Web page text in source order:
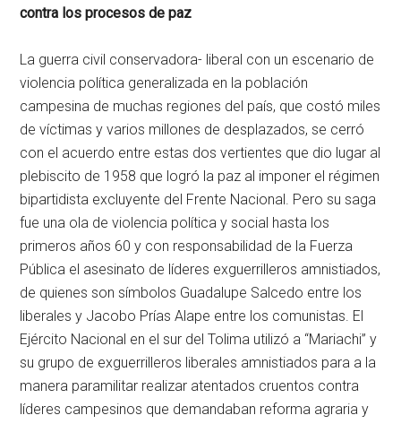
contra los procesos de paz
La guerra civil conservadora- liberal con un escenario de
violencia política generalizada en la población
campesina de muchas regiones del país, que costó miles
de víctimas y varios millones de desplazados, se cerró
con el acuerdo entre estas dos vertientes que dio lugar al
plebiscito de 1958 que logró la paz al imponer el régimen
bipartidista excluyente del Frente Nacional. Pero su saga
fue una ola de violencia política y social hasta los
primeros años 60 y con responsabilidad de la Fuerza
Pública el asesinato de líderes exguerrilleros amnistiados,
de quienes son símbolos Guadalupe Salcedo entre los
liberales y Jacobo Prías Alape entre los comunistas. El
Ejército Nacional en el sur del Tolima utilizó a “Mariachi” y
su grupo de exguerrilleros liberales amnistiados para a la
manera paramilitar realizar atentados cruentos contra
líderes campesinos que demandaban reforma agraria y